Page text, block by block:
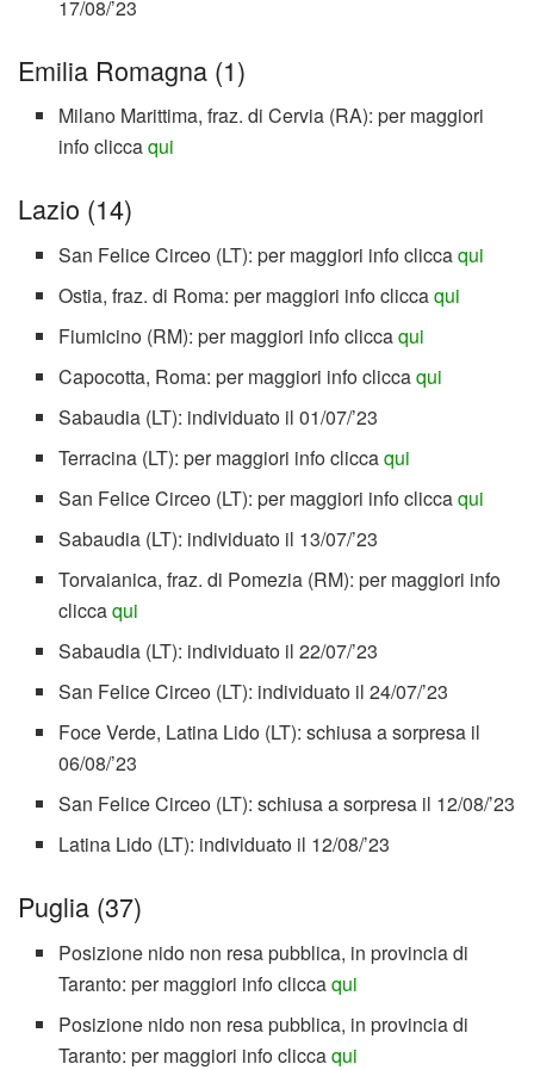
17/08/’23
Emilia Romagna (1)
Milano Marittima, fraz. di Cervia (RA): per maggiori
info cliccaqui
Lazio (14)
San Felice Circeo (LT): per maggiori info cliccaqui
Ostia, fraz. di Roma: per maggiori info cliccaqui
Fiumicino (RM): per maggiori info cliccaqui
Capocotta, Roma: per maggiori info cliccaqui
Sabaudia (LT): individuato il 01/07/’23
Terracina (LT): per maggiori info cliccaqui
San Felice Circeo (LT): per maggiori info cliccaqui
Sabaudia (LT): individuato il 13/07/’23
Torvaianica, fraz. di Pomezia (RM): per maggiori info
cliccaqui
Sabaudia (LT): individuato il 22/07/’23
San Felice Circeo (LT): individuato il 24/07/’23
Foce Verde, Latina Lido (LT): schiusa a sorpresa il
06/08/’23
San Felice Circeo (LT): schiusa a sorpresa il 12/08/’23
Latina Lido (LT): individuato il 12/08/’23
Puglia (37)
Posizione nido non resa pubblica, in provincia di
Taranto: per maggiori info cliccaqui
Posizione nido non resa pubblica, in provincia di
Taranto: per maggiori info cliccaqui